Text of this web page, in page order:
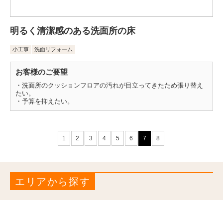
明るく清潔感のある洗面所の床
小工事 洗面リフォーム
お客様のご要望
・洗面所のクッションフロアの汚れが目立ってきたため張り替え
たい。
・予算を抑えたい。
1 2 3 4 5 6 7 8
エリアから探す